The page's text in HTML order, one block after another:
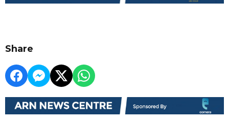
Share